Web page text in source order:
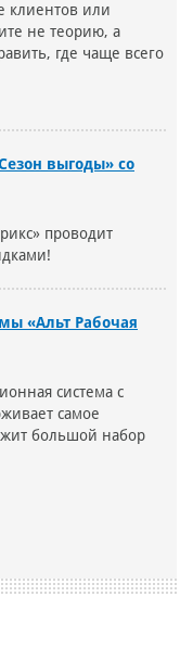
клиентов или
не теорию, а
где чаще всего
выгоды» со
проводит
«Альт Рабочая
система с
самое
большой набор